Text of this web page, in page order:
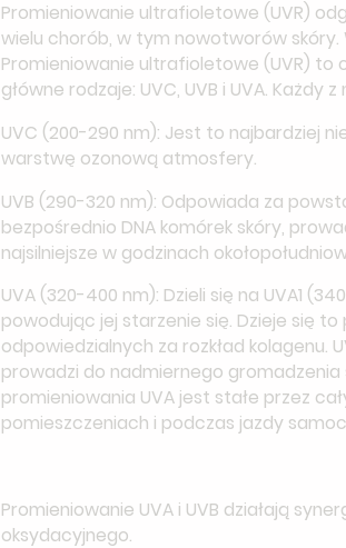
Promieniowanie ultrafioletowe (UVR)
wielu chorób, w tym nowotworów
Promieniowanie ultrafioletowe (UVR) to
główne rodzaje: UVC, UVB i UVA.
UVC (200-290 nm): Jest to najbardziej
warstwę ozonową atmosfery.
UVB (290-320 nm): Odpowiada za
bezpośrednio DNA komórek skóry,
najsilniejsze w godzinach
UVA (320-400 nm): Dzieli się na UVA1
powodując jej starzenie się. Dzieje się
odpowiedzialnych za rozkład kolagenu.
prowadzi do nadmiernego gromadzenia
promieniowania UVA jest stałe przez
pomieszczeniach i podczas jazdy
Promieniowanie UVA i UVB działają
oksydacyjnego.